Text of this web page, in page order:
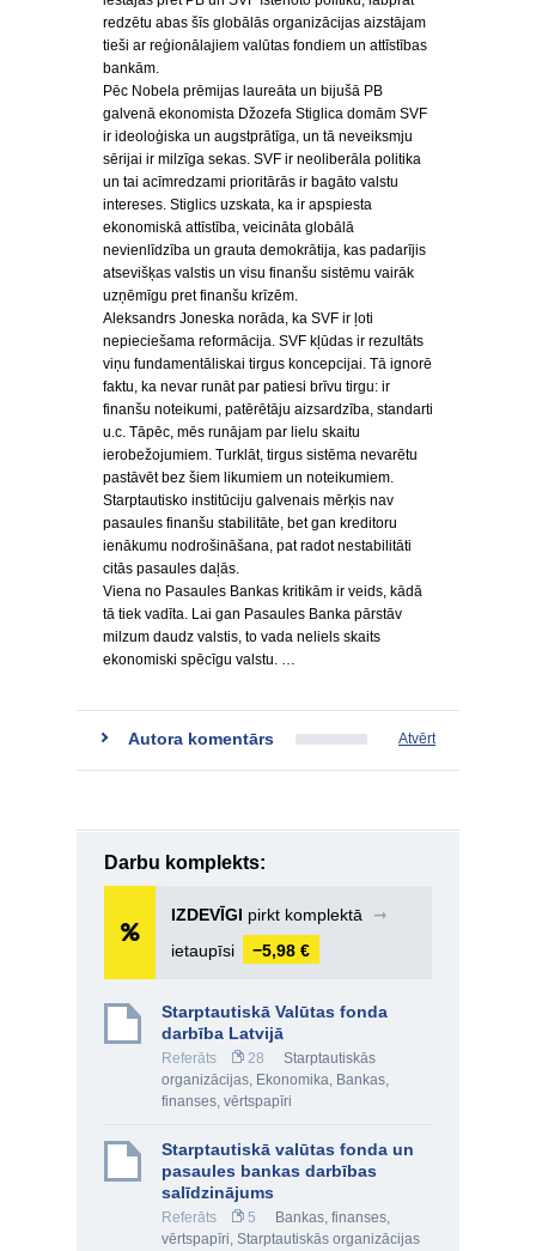
redzētu abas šīs globālās organizācijas aizstājam
tieši ar reģionālajiem valūtas fondiem un attīstības
bankām.
Pēc Nobela prēmijas laureāta un bijušā PB
galvenā ekonomista Džozefa Stiglica domām SVF
ir ideoloģiska un augstprātīga, un tā neveiksmju
sērijai ir milzīga sekas. SVF ir neoliberāla politika
un tai acīmredzami prioritārās ir bagāto valstu
intereses. Stiglics uzskata, ka ir apspiesta
ekonomiskā attīstība, veicināta globālā
nevienlīdzība un grauta demokrātija, kas padarījis
atsevišķas valstis un visu finanšu sistēmu vairāk
uzņēmīgu pret finanšu krīzēm.
Aleksandrs Joneska norāda, ka SVF ir ļoti
nepieciešama reformācija. SVF kļūdas ir rezultāts
viņu fundamentāliskai tirgus koncepcijai. Tā ignorē
faktu, ka nevar runāt par patiesi brīvu tirgu: ir
finanšu noteikumi, patērētāju aizsardzība, standarti
u.c. Tāpēc, mēs runājam par lielu skaitu
ierobežojumiem. Turklāt, tirgus sistēma nevarētu
pastāvēt bez šiem likumiem un noteikumiem.
Starptautisko institūciju galvenais mērķis nav
pasaules finanšu stabilitāte, bet gan kreditoru
ienākumu nodrošināšana, pat radot nestabilitāti
citās pasaules daļās.
Viena no Pasaules Bankas kritikām ir veids, kādā
tā tiek vadīta. Lai gan Pasaules Banka pārstāv
milzum daudz valstis, to vada neliels skaits
ekonomiski spēcīgu valstu. …
Autora komentārs Atvērt
Darbu komplekts:
IZDEVĪGI pirkt komplektā
➞
ietaupīsi
−5,98 €
Starptautiskā Valūtas fonda
darbība Latvijā
Referāts 28
Starptautiskās
organizācijas, Ekonomika, Bankas,
finanses, vērtspapīri
Starptautiskā valūtas fonda un
pasaules bankas darbības
salīdzinājums
Referāts 5
Bankas, finanses,
vērtspapīri, Starptautiskās organizācijas